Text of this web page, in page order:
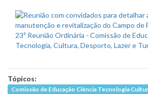
Tópicos:
Comissão de Educação Ciência Tecnologia